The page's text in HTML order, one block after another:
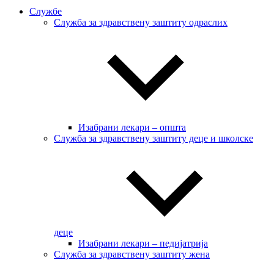
Службе
Служба за здравствену заштиту одраслих
Изабрани лекари – општа
Служба за здравствену заштиту деце и школске
деце
Изабрани лекари – педијатрија
Служба за здравствену заштиту жена